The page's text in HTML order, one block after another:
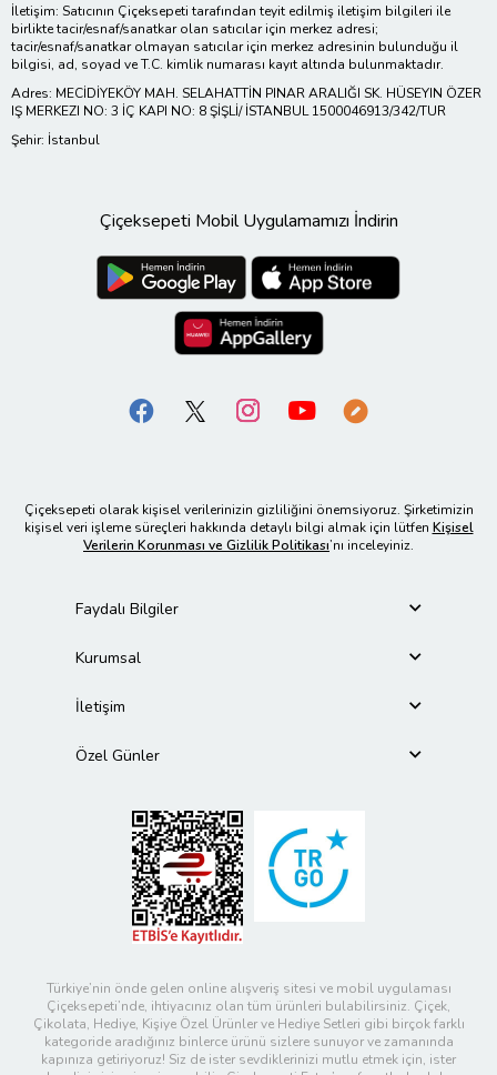
İletişim: Satıcının Çiçeksepeti tarafından teyit edilmiş iletişim bilgileri ile
birlikte tacir/esnaf/sanatkar olan satıcılar için merkez adresi;
tacir/esnaf/sanatkar olmayan satıcılar için merkez adresinin bulunduğu il
bilgisi, ad, soyad ve T.C. kimlik numarası kayıt altında bulunmaktadır.
Adres: MECİDİYEKÖY MAH. SELAHATTİN PINAR ARALIĞI SK. HÜSEYIN ÖZER
IŞ MERKEZI NO: 3 İÇ KAPI NO: 8 ŞİŞLİ/ İSTANBUL 1500046913/342/TUR
Şehir: İstanbul
Çiçeksepeti Mobil Uygulamamızı İndirin
Çiçeksepeti olarak kişisel verilerinizin gizliliğini önemsiyoruz. Şirketimizin
kişisel veri işleme süreçleri hakkında detaylı bilgi almak için lütfen Kişisel
Verilerin Korunması ve Gizlilik Politikası’nı inceleyiniz.
Faydalı Bilgiler
Kurumsal
İletişim
Özel Günler
Türkiye’nin önde gelen online alışveriş sitesi ve mobil uygulaması
Çiçeksepeti’nde, ihtiyacınız olan tüm ürünleri bulabilirsiniz. Çiçek,
Çikolata, Hediye, Kişiye Özel Ürünler ve Hediye Setleri gibi birçok farklı
kategoride aradığınız binlerce ürünü sizlere sunuyor ve zamanında
kapınıza getiriyoruz! Siz de ister sevdiklerinizi mutlu etmek için, ister